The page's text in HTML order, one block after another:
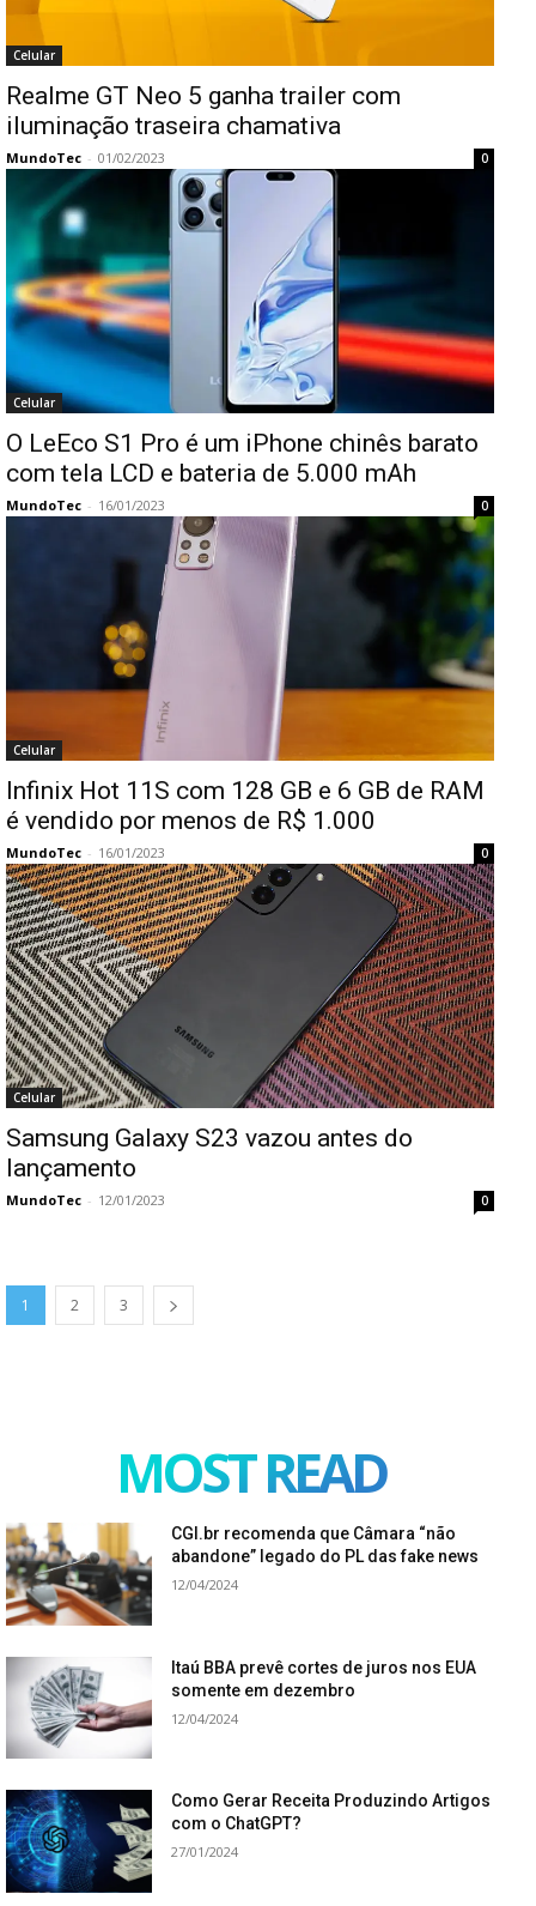
Celular
Realme GT Neo 5 ganha trailer com
iluminação traseira chamativa
MundoTec - 01/02/2023 0
Celular
O LeEco S1 Pro é um iPhone chinês barato
com tela LCD e bateria de 5.000 mAh
MundoTec - 16/01/2023 0
Celular
Infinix Hot 11S com 128 GB e 6 GB de RAM
é vendido por menos de R$ 1.000
MundoTec - 16/01/2023 0
Celular
Samsung Galaxy S23 vazou antes do
lançamento
MundoTec - 12/01/2023 0
1 2 3
MOST READ
CGI.br recomenda que Câmara “não
abandone” legado do PL das fake news
12/04/2024
Itaú BBA prevê cortes de juros nos EUA
somente em dezembro
12/04/2024
Como Gerar Receita Produzindo Artigos
com o ChatGPT?
27/01/2024